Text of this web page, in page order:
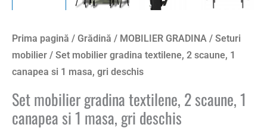
Prima pagină / Grădină / MOBILIER GRADINA / Seturi
mobilier / Set mobilier gradina textilene, 2 scaune, 1
canapea si 1 masa, gri deschis
Set mobilier gradina textilene, 2 scaune, 1
canapea si 1 masa, gri deschis